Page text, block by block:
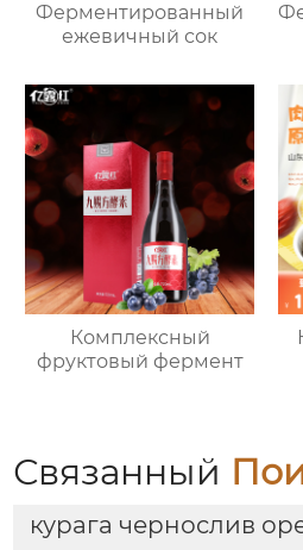
Ферментированный
ежевичный сок
Комплексный
фруктовый фермент
Связанный
курага чернослив